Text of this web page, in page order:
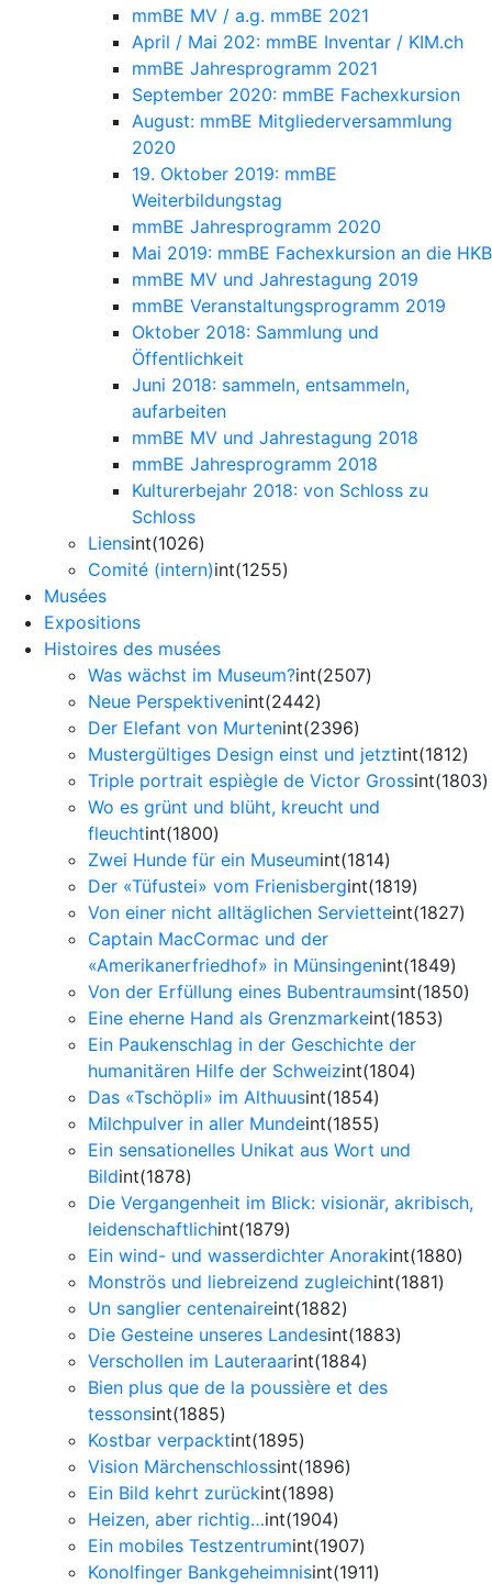
mmBE MV / a.g. mmBE 2021
April / Mai 202: mmBE Inventar / KIM.ch
mmBE Jahresprogramm 2021
September 2020: mmBE Fachexkursion
August: mmBE Mitgliederversammlung
2020
19. Oktober 2019: mmBE
Weiterbildungstag
mmBE Jahresprogramm 2020
Mai 2019: mmBE Fachexkursion an die HKB
mmBE MV und Jahrestagung 2019
mmBE Veranstaltungsprogramm 2019
Oktober 2018: Sammlung und
Öffentlichkeit
Juni 2018: sammeln, entsammeln,
aufarbeiten
mmBE MV und Jahrestagung 2018
mmBE Jahresprogramm 2018
Kulturerbejahr 2018: von Schloss zu
Schloss
Liensint(1026)
Comité (intern)int(1255)
Musées
Expositions
Histoires des musées
Was wächst im Museum?int(2507)
Neue Perspektivenint(2442)
Der Elefant von Murtenint(2396)
Mustergültiges Design einst und jetztint(1812)
Triple portrait espiègle de Victor Grossint(1803)
Wo es grünt und blüht, kreucht und
fleuchtint(1800)
Zwei Hunde für ein Museumint(1814)
Der «Tüfustei» vom Frienisbergint(1819)
Von einer nicht alltäglichen Servietteint(1827)
Captain MacCormac und der
«Amerikanerfriedhof» in Münsingenint(1849)
Von der Erfüllung eines Bubentraumsint(1850)
Eine eherne Hand als Grenzmarkeint(1853)
Ein Paukenschlag in der Geschichte der
humanitären Hilfe der Schweizint(1804)
Das «Tschöpli» im Althuusint(1854)
Milchpulver in aller Mundeint(1855)
Ein sensationelles Unikat aus Wort und
Bildint(1878)
Die Vergangenheit im Blick: visionär, akribisch,
leidenschaftlichint(1879)
Ein wind- und wasserdichter Anorakint(1880)
Monströs und liebreizend zugleichint(1881)
Un sanglier centenaireint(1882)
Die Gesteine unseres Landesint(1883)
Verschollen im Lauteraarint(1884)
Bien plus que de la poussière et des
tessonsint(1885)
Kostbar verpacktint(1895)
Vision Märchenschlossint(1896)
Ein Bild kehrt zurückint(1898)
Heizen, aber richtig…int(1904)
Ein mobiles Testzentrumint(1907)
Konolfinger Bankgeheimnisint(1911)